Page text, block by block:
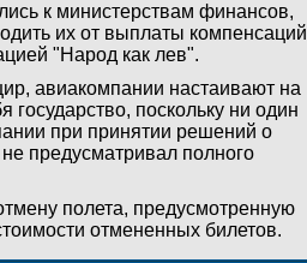
к министерствам финансов,
их от выплаты компенсаций
"Народ как лев".
авиакомпании настаивают на
поскольку ни один
при принятии решений о
предусматривал полного
полета, предусмотренную
отмененных билетов.